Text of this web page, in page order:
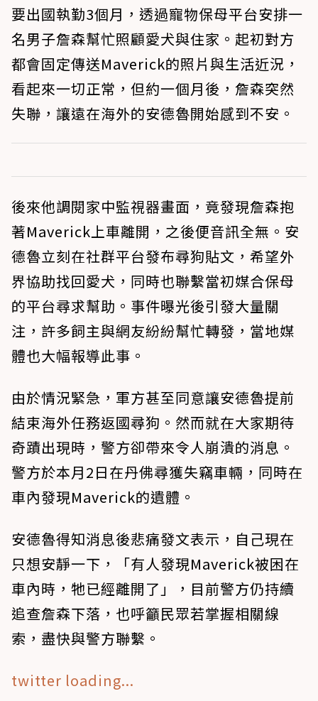
要出國執勤3個月，透過寵物保母平台安排一
名男子詹森幫忙照顧愛犬與住家。起初對方
都會固定傳送Maverick的照片與生活近況，
看起來一切正常，但約一個月後，詹森突然
失聯，讓遠在海外的安德魯開始感到不安。
後來他調閱家中監視器畫面，竟發現詹森抱
著Maverick上車離開，之後便音訊全無。安
德魯立刻在社群平台發布尋狗貼文，希望外
界協助找回愛犬，同時也聯繫當初媒合保母
的平台尋求幫助。事件曝光後引發大量關
注，許多飼主與網友紛紛幫忙轉發，當地媒
體也大幅報導此事。
由於情況緊急，軍方甚至同意讓安德魯提前
結束海外任務返國尋狗。然而就在大家期待
奇蹟出現時，警方卻帶來令人崩潰的消息。
警方於本月2日在丹佛尋獲失竊車輛，同時在
車內發現Maverick的遺體。
安德魯得知消息後悲痛發文表示，自己現在
只想安靜一下，「有人發現Maverick被困在
車內時，牠已經離開了」，目前警方仍持續
追查詹森下落，也呼籲民眾若掌握相關線
索，盡快與警方聯繫。
twitter loading...